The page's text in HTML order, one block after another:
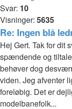
Svar: 10
Visninger: 5635
Re: Ingen blå
Hej Gert. Tak for dit
spændende og
behøver dog
viden. Jeg afventer
foreløbig. Det er
modelbanefolk...